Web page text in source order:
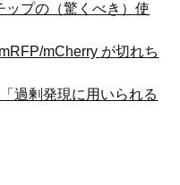
ップの（驚くべき）使
mCherry が切れち
過剰発現に用いられる